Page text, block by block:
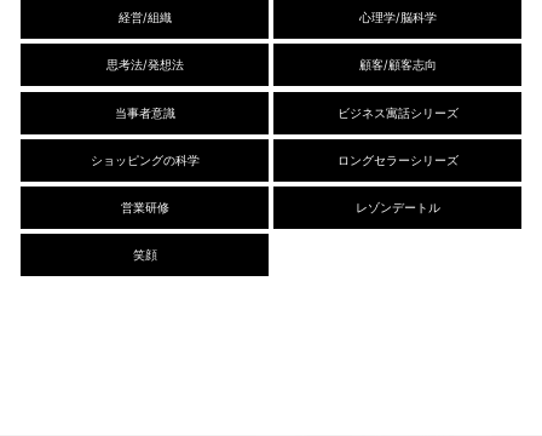
経営/組織 心理学/脳科学
思考法/発想法 顧客/顧客志向
当事者意識 ビジネス寓話シリーズ
ショッピングの科学 ロングセラーシリーズ
営業研修 レゾンデートル
笑顔